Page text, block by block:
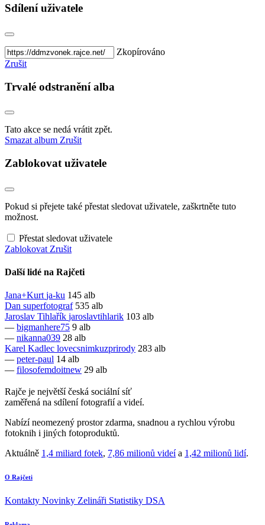
Sdílení uživatele
Zkopírováno
Zrušit
Trvalé odstranění alba
Tato akce se nedá vrátit zpět.
Smazat album Zrušit
Zablokovat uživatele
Pokud si přejete také přestat sledovat uživatele, zaškrtněte tuto
možnost.
Přestat sledovat uživatele
Zablokovat Zrušit
Další lidé na Rajčeti
Jana+Kurt ja-ku 145 alb
Dan superfotograf 535 alb
Jaroslav Tihlařík jaroslavtihlarik 103 alb
— bigmanhere75 9 alb
— nikanna039 28 alb
Karel Kadlec lovecsnimkuzprirody 283 alb
— peter-paul 14 alb
— filosofemdoitnew 29 alb
Rajče je největší česká sociální síť
zaměřená na sdílení fotografií a videí.
Nabízí neomezený prostor zdarma, snadnou a rychlou výrobu
fotoknih i jiných fotoproduktů.
Aktuálně 1,4 miliard fotek, 7,86 milionů videía 1,42 milionů lidí.
O Rajčeti
Kontakty Novinky Zelináři Statistiky DSA